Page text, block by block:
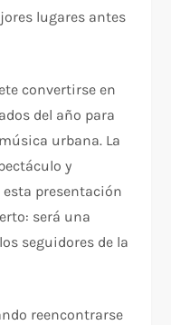
lugares antes
convertirse en
del año para
urbana. La
y
presentación
será una
seguidores de la
reencontrarse